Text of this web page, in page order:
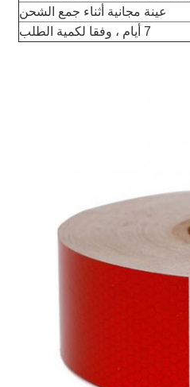
عينة مجانية أثناء جمع الشحن
7 أيام ، وفقا لكمية الطلب